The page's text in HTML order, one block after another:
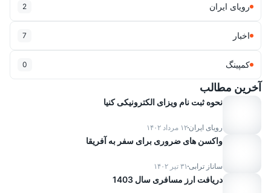
رویای ایران 2
اخبار 7
کمپینگ 0
آخرین مطالب
نحوه ثبت نام ویزای الکترونیکی کنیا
رویای ایران ۱۲ مرداد ۱۴۰۲
واکسن های ضروری برای سفر به آفریقا
ساناز ترابی ۳۱ تیر ۱۴۰۲
دریافت ارز مسافری سال 1403